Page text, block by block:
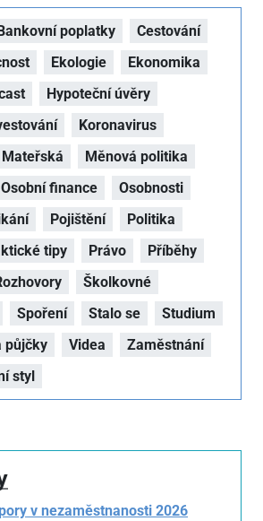
Bankovní poplatky
Cestování
Ekologie
Ekonomika
Hypoteční úvěry
Koronavirus
Mateřská
Měnová politika
Osobní finance
Osobnosti
Pojištění
Politika
tipy Právo
Příběhy
Školkovné
Spoření Stalo se
Studium
půjčky Videa
Zaměstnání
styl
v nezaměstnanosti 2026